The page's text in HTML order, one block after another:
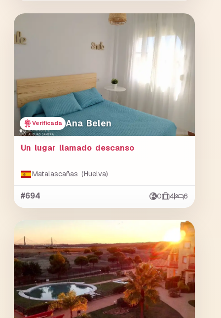
Verificada Ana Belen
Un lugar llamado descanso
Matalascañas (Huelva)
#694 0 4 6